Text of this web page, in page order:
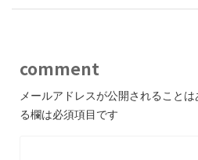
comment
メールアドレスが公開されることは
る欄は必須項目です